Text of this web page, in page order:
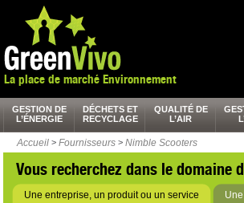
La place de marché Environnement
GESTION DE
L’ÉNERGIE
DÉCHETS ET
RECYCLAGE
QUALITÉ DE
L’AIR
Accueil > Fournisseurs > Nimble Scooters
Vous recherchez dans le domaine
Une entreprise, un produit ou un service